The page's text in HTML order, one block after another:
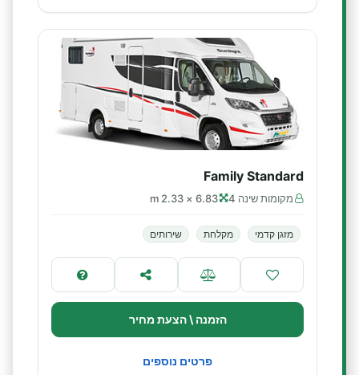
Family Standard
מקומות שינה 4 6.83 × 2.33 m
מזגן קדמי מקלחת שירותים
הזמנה \ הצעת מחיר
פרטים נוספים